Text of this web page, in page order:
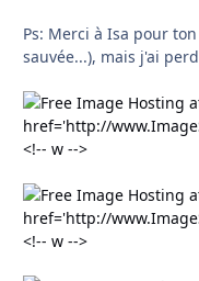
Ps: Merci à Isa pour
sauvée...), mais j'ai